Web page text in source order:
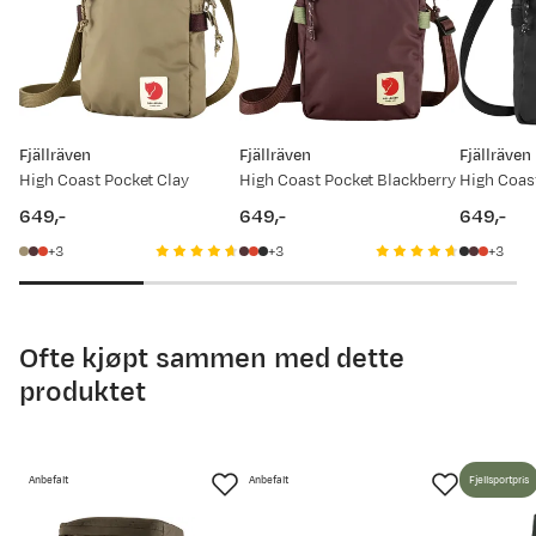
Anonymous
6 år siden
Kånken Sling veske er ... elsker ham :-) Perfekt !!!
Prisdato Ny pris
11.08.2025 749,-
07.08.2025 999,-
Fjällräven
High Coast Pocket Clay
price
649,-
3
Fjällräven
High Coast Pocket Blackberry
price
649,-
3
Fjällräven
High
price
649,-
3
Ofte kjøpt sammen med dette
produktet
Anbefalt Anbefalt Fjellsportpris